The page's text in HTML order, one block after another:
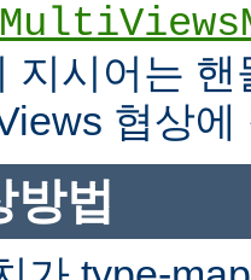
지시어는
협상
방법